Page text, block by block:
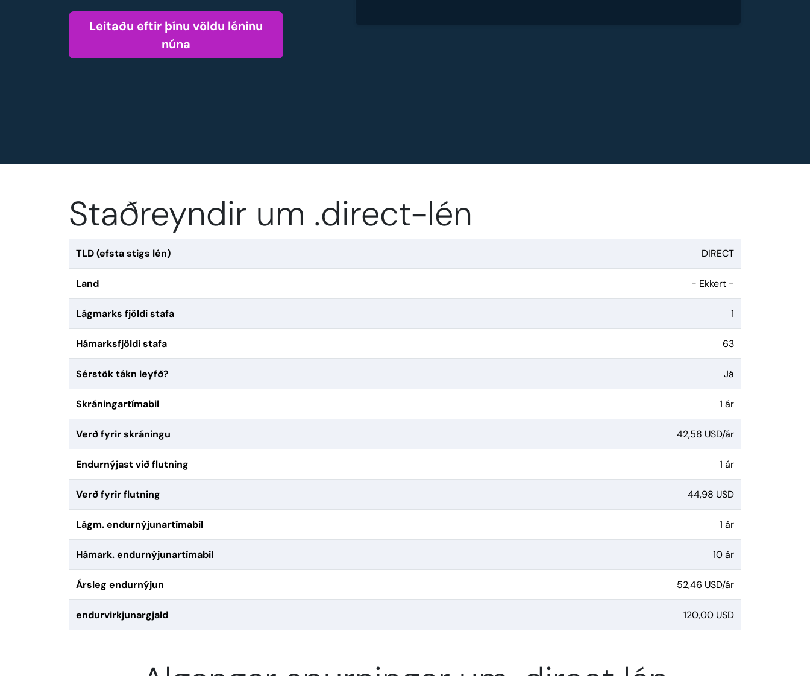
Leitaðu eftir þínu völdu léninu
núna
Staðreyndir um .direct-lén
TLD (efsta stigs lén) DIRECT
Land - Ekkert -
Lágmarks fjöldi stafa 1
Hámarksfjöldi stafa 63
Sérstök tákn leyfð? Já
Skráningartímabil 1 ár
Verð fyrir skráningu 42,58 USD/ár
Endurnýjast við flutning 1 ár
Verð fyrir flutning 44,98 USD
Lágm. endurnýjunartímabil 1 ár
Hámark. endurnýjunartímabil 10 ár
Ársleg endurnýjun 52,46 USD/ár
endurvirkjunargjald 120,00 USD